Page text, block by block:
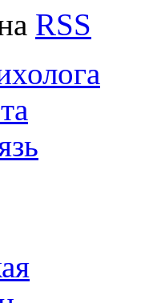
RSS